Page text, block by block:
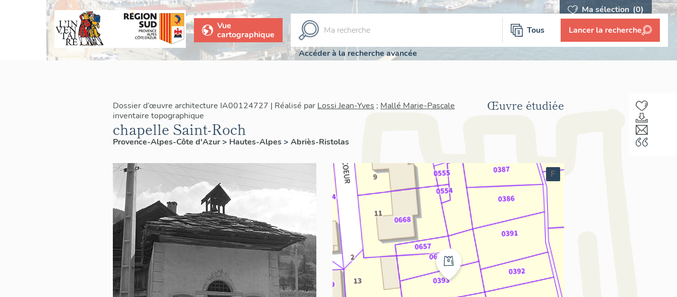
Ma sélection (0)
Vue
cartographique
Tous Lancer la recherche
Accéder à la recherche avancée
Dossier d’œuvre architecture IA00124727 | Réalisé par Lossi Jean-Yves ; Mallé Marie-Pascale
inventaire topographique
chapelle Saint-Roch
Provence-Alpes-Côte d'Azur> Hautes-Alpes> Abriès-Ristolas
Œuvre étudiée
F